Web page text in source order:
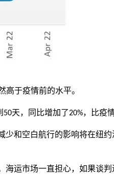
高于疫情前的水平。
50天，同比增加了20%，比疫
和空白航行的影响将在纽约
海运市场一直担心，如果谈